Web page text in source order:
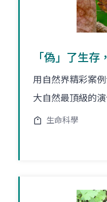
「偽」了生存
用自然界精彩案
大自然最頂級的
生命科學